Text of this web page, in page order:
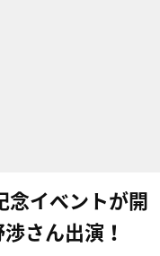
念イベントが開
さん出演！